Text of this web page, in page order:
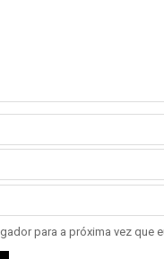
para a próxima vez que